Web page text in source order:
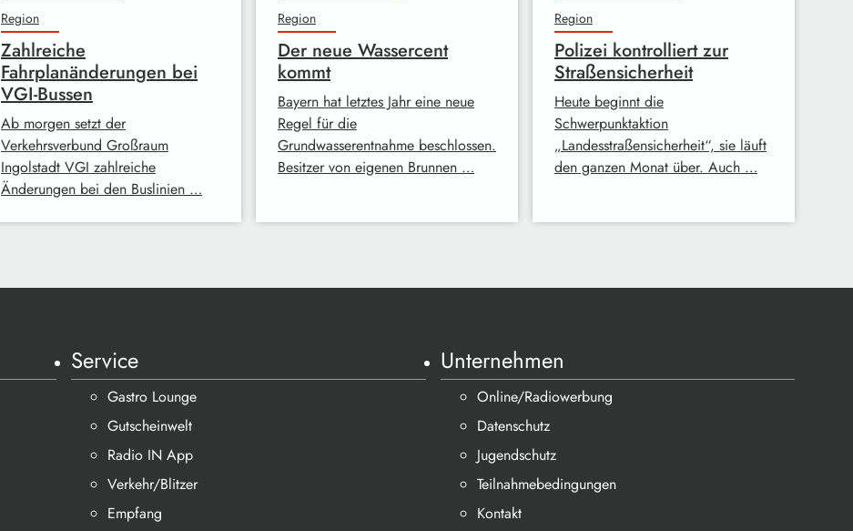
Region
Zahlreiche
Fahrplanänderungen bei
VGI-Bussen
Ab morgen setzt der
Verkehrsverbund Großraum
Ingolstadt VGI zahlreiche
Änderungen bei den Buslinien …
Region
Der neue Wassercent
kommt
Bayern hat letztes Jahr eine neue
Regel für die
Grundwasserentnahme beschlossen.
Besitzer von eigenen Brunnen …
Region
Polizei kontrolliert zur
Straßensicherheit
Heute beginnt die
Schwerpunktaktion
„Landesstraßensicherheit“, sie läuft
den ganzen Monat über. Auch …
Service
Gastro Lounge
Gutscheinwelt
Radio IN App
Verkehr/Blitzer
Empfang
Unternehmen
Online/Radiowerbung
Datenschutz
Jugendschutz
Teilnahmebedingungen
Kontakt